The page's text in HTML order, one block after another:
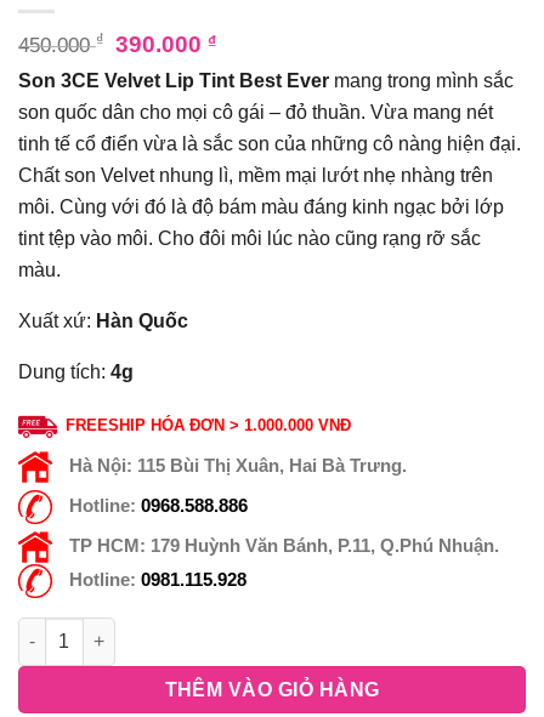
450.000₫ 390.000 ₫
Son 3CE Velvet Lip Tint Best Ever mang trong mình sắc
son quốc dân cho mọi cô gái – đỏ thuần. Vừa mang nét
tinh tế cổ điển vừa là sắc son của những cô nàng hiện đại.
Chất son Velvet nhung lì, mềm mại lướt nhẹ nhàng trên
môi. Cùng với đó là độ bám màu đáng kinh ngạc bởi lớp
tint tệp vào môi. Cho đôi môi lúc nào cũng rạng rỡ sắc
màu.
Xuất xứ: Hàn Quốc
Dung tích: 4g
FREESHIP HÓA ĐƠN > 1.000.000 VNĐ
Hà Nội: 115 Bùi Thị Xuân, Hai Bà Trưng.
Hotline: 0968.588.886
TP HCM: 179 Huỳnh Văn Bánh, P.11, Q.Phú Nhuận.
Hotline: 0981.115.928
THÊM VÀO GIỎ HÀNG